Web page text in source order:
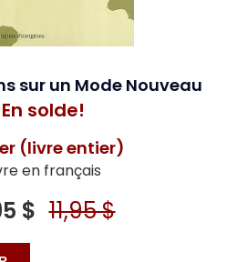
sur un Mode Nouveau
En solde!
(livre entier)
en français
$ 11,95 $